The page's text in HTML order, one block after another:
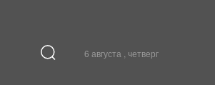
6 августа , четверг